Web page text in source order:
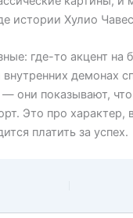
истории Хулио
где-то акцент на
демонах
они показывают, что
Это про характер,
платить за успех.